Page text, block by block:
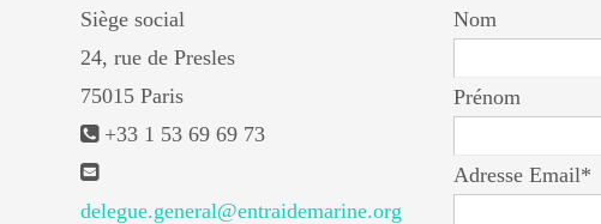
Siège social
24, rue de Presles
75015 Paris
+33 1 53 69 69 73
delegue.general@entraidemarine.org
Nom
Prénom
Adresse Email*